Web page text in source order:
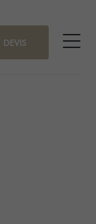
DEVIS